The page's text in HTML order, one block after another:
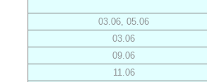
03.06, 05.06
03.06
09.06
11.06